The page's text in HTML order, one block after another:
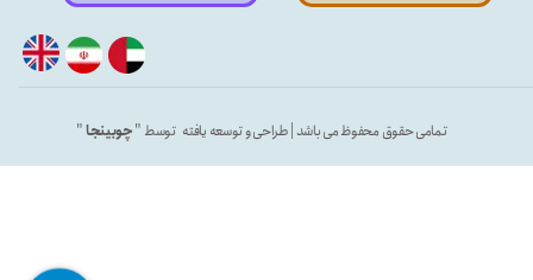
تمامی حقوق محفوظ می باشد | طراحی و توسعه یافته توسط "چوبینجا"